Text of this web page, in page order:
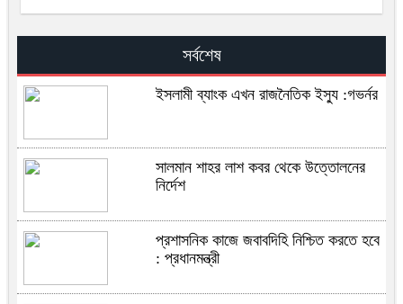
সর্বশেষ
ইসলামী ব্যাংক এখন রাজনৈতিক ইস্যু :গভর্নর
সালমান শাহর লাশ কবর থেকে উত্তোলনের
নির্দেশ
প্রশাসনিক কাজে জবাবদিহি নিশ্চিত করতে হবে
: প্রধানমন্ত্রী